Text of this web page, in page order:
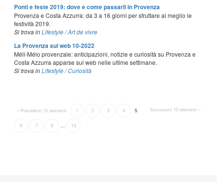
Ponti e feste 2019: dove e come passarli in Provenza
Provenza e Costa Azzurra: da 3 a 16 giorni per sfruttare al meglio le
festività 2019.
Si trova in Lifestyle /Art de vivre
La Provenza sul web 10-2022
Méli-Mélo provenzale: anticipazioni, notizie e curiosità su Provenza e
Costa Azzurra apparse sul web nelle ultime settimane.
Si trova in Lifestyle /Curiosità
« Precedenti 10 elementi Successivi 10 elementi »
1 2 3 4 5
6 7 8 19